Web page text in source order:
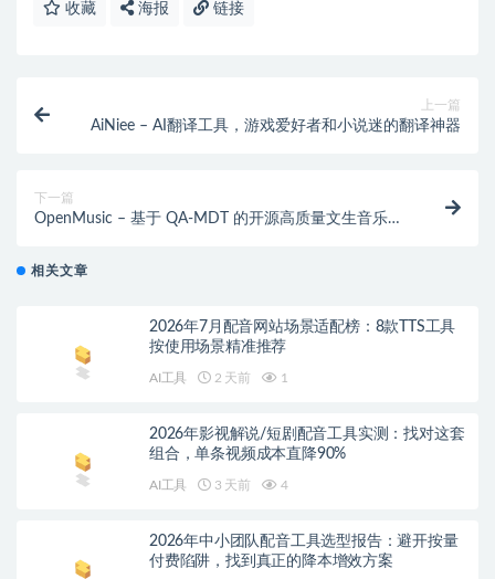
收藏 海报 链接
上一篇
AiNiee – AI翻译工具，游戏爱好者和小说迷的翻译神器
下一篇
OpenMusic – 基于 QA-MDT 的开源高质量文生音乐模
相关文章
2026年7月配音网站场景适配榜：8款TTS工具
按使用场景精准推荐
AI工具 2 天前 1
2026年影视解说/短剧配音工具实测：找对这套
组合，单条视频成本直降90%
AI工具 3 天前 4
2026年中小团队配音工具选型报告：避开按量
付费陷阱，找到真正的降本增效方案